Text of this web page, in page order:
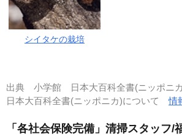
シイタケの栽培
出典 小学館 日本大百科全書(ニッポニ
日本大百科全書(ニッポニカ)について情
「各社会保険完備」清掃スタッフ/